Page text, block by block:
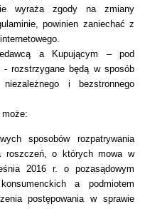
wyraża zgody na zmiany
powinien zaniechać z
a Kupującym – pod
rozstrzygane będą w sposób
i bezstronnego
sposobów rozpatrywania
roszczeń, o których mowa w
2016 r. o pozasądowym
a podmiotem
postępowania w sprawie